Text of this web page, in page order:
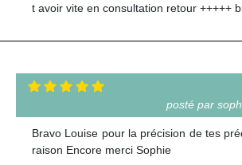
t avoir vite en consultation retour +++++
posté par
Bravo Louise pour la précision de tes
raison Encore merci Sophie